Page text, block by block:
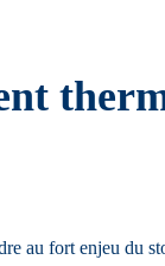
au fort enjeu du